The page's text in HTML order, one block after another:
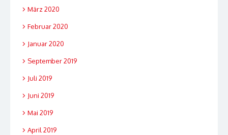
März 2020
Februar 2020
Januar 2020
September 2019
Juli 2019
Juni 2019
Mai 2019
April 2019